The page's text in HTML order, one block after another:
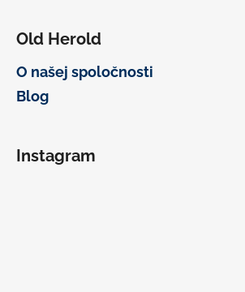
Old Herold
O našej spoločnosti
Blog
Instagram